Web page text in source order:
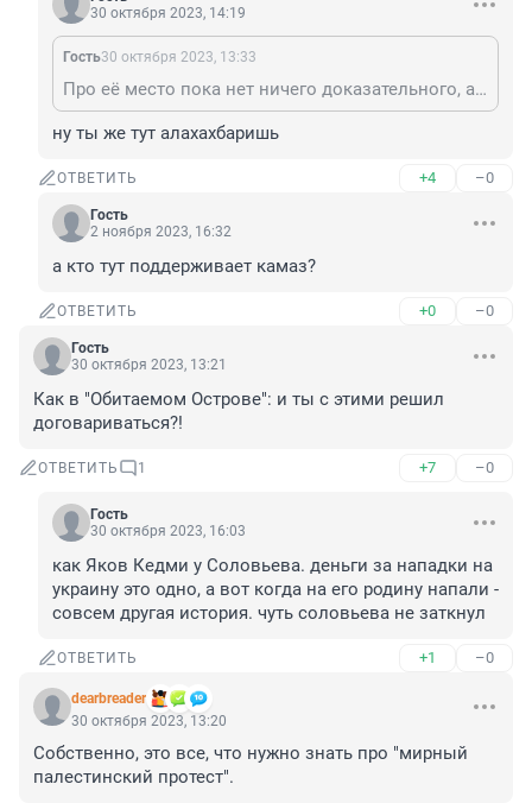
30 октября 2023, 14:19
Гость30 октября 2023, 13:33
Про её место пока нет ничего доказательного, а дворня по вековечной привычке уже осуждает.
ну ты же тут алахахбаришь
ОТВЕТИТЬ +4 –0
Гость
2 ноября 2023, 16:32
а кто тут поддерживает камаз?
ОТВЕТИТЬ +0 –0
Гость
30 октября 2023, 13:21
Как в "Обитаемом Острове": и ты с этими решил
договариваться?!
ОТВЕТИТЬ 1 +7 –0
Гость
30 октября 2023, 16:03
как Яков Кедми у Соловьева. деньги за нападки на
украину это одно, а вот когда на его родину напали -
совсем другая история. чуть соловьева не заткнул
ОТВЕТИТЬ +1 –0
dearbreader
30 октября 2023, 13:20
Собственно, это все, что нужно знать про "мирный
палестинский протест".